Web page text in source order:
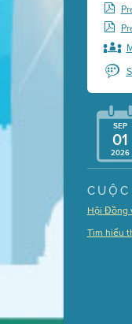
SEP
01
2026
Hội Đồng
Tìm hiểu